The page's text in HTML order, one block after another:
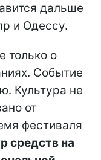
дальше
и Одессу.
только о
Событие
Культура не
от
фестиваля
средств на